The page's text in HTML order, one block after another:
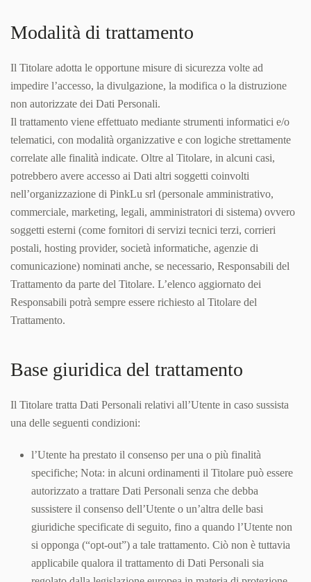
Modalità di trattamento
Il Titolare adotta le opportune misure di sicurezza volte ad
impedire l’accesso, la divulgazione, la modifica o la distruzione
non autorizzate dei Dati Personali.
Il trattamento viene effettuato mediante strumenti informatici e/o
telematici, con modalità organizzative e con logiche strettamente
correlate alle finalità indicate. Oltre al Titolare, in alcuni casi,
potrebbero avere accesso ai Dati altri soggetti coinvolti
nell’organizzazione di PinkLu srl (personale amministrativo,
commerciale, marketing, legali, amministratori di sistema) ovvero
soggetti esterni (come fornitori di servizi tecnici terzi, corrieri
postali, hosting provider, società informatiche, agenzie di
comunicazione) nominati anche, se necessario, Responsabili del
Trattamento da parte del Titolare. L’elenco aggiornato dei
Responsabili potrà sempre essere richiesto al Titolare del
Trattamento.
Base giuridica del trattamento
Il Titolare tratta Dati Personali relativi all’Utente in caso sussista
una delle seguenti condizioni:
l’Utente ha prestato il consenso per una o più finalità
specifiche; Nota: in alcuni ordinamenti il Titolare può essere
autorizzato a trattare Dati Personali senza che debba
sussistere il consenso dell’Utente o un’altra delle basi
giuridiche specificate di seguito, fino a quando l’Utente non
si opponga (“opt-out”) a tale trattamento. Ciò non è tuttavia
applicabile qualora il trattamento di Dati Personali sia